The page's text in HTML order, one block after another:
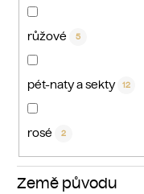
růžové 5
pét-naty a sekty 12
rosé 2
Země původu